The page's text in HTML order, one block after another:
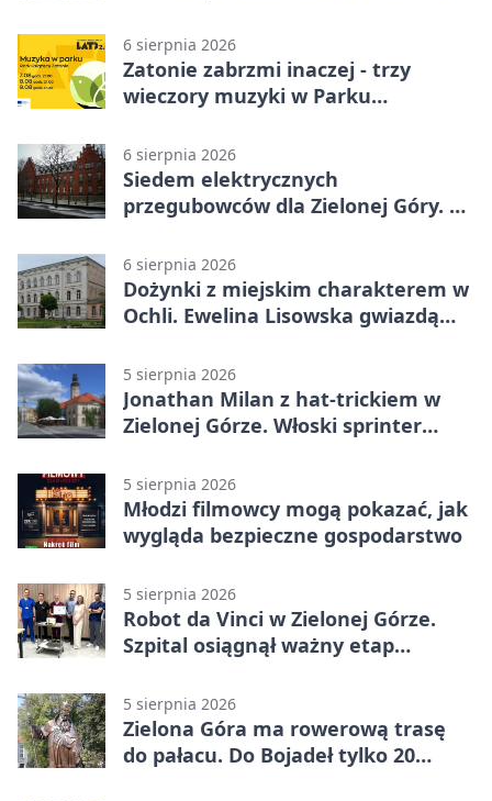
6 sierpnia 2026
Zatonie zabrzmi inaczej - trzy
wieczory muzyki w Parku
6 sierpnia 2026
Siedem elektrycznych
przegubowców dla Zielonej Góry. To
6 sierpnia 2026
Dożynki z miejskim charakterem w
Ochli. Ewelina Lisowska gwiazdą
5 sierpnia 2026
Jonathan Milan z hat-trickiem w
Zielonej Górze. Włoski sprinter
5 sierpnia 2026
Młodzi filmowcy mogą pokazać, jak
wygląda bezpieczne gospodarstwo
5 sierpnia 2026
Robot da Vinci w Zielonej Górze.
Szpital osiągnął ważny etap
5 sierpnia 2026
Zielona Góra ma rowerową trasę
do pałacu. Do Bojadeł tylko 20